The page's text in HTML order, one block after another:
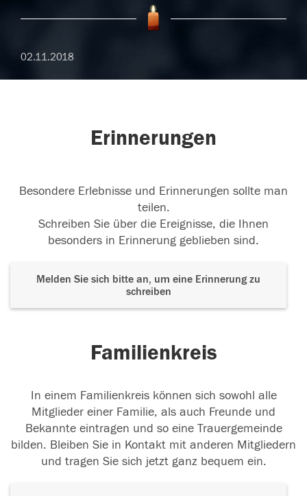
02.11.2018
Erinnerungen
Besondere Erlebnisse und Erinnerungen sollte man
teilen.
Schreiben Sie über die Ereignisse, die Ihnen
besonders in Erinnerung geblieben sind.
Melden Sie sich bitte an, um eine Erinnerung zu
schreiben
Familienkreis
In einem Familienkreis können sich sowohl alle
Mitglieder einer Familie, als auch Freunde und
Bekannte eintragen und so eine Trauergemeinde
bilden. Bleiben Sie in Kontakt mit anderen Mitgliedern
und tragen Sie sich jetzt ganz bequem ein.